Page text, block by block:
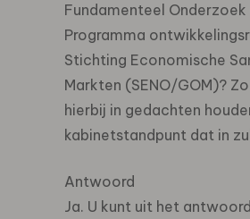
Fundamenteel Onderzoek
Programma
Stichting Economische
Markten (SENO/GOM)?
hierbij in gedachten
kabinetstandpunt dat in
Antwoord
Ja. U kunt uit het